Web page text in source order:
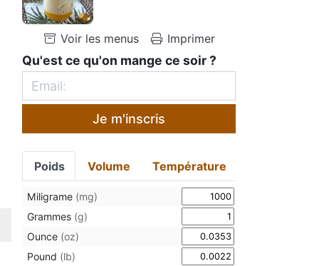
Voir les menus Imprimer
Qu'est ce qu'on mange ce soir ?
Je m'inscris
Poids Volume Température
Miligrame (mg)
Grammes (g)
Ounce (oz)
Pound (lb)